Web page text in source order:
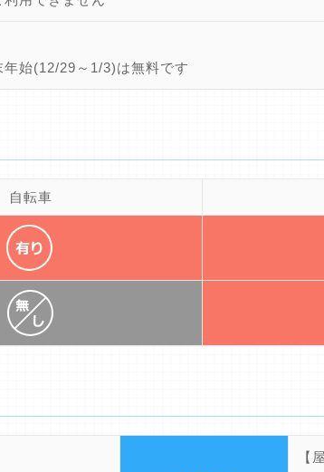
始(12/29～1/3)は無料です
自転車
【